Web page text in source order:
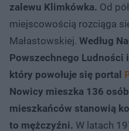
zalewu Klimkówka. Od
miejscowością rozciąga
Małastowskiej. Według
Powszechnego Ludności
który powołuje się portal
Nowicy mieszka 136
mieszkańców stanowią
to mężczyźni. W latach